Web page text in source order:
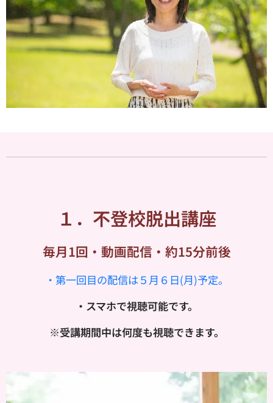
１．不登校脱出講座
毎月1回・動画配信・約15分前後
・第一回目の配信は５ 月６日(月)予定。
・スマホで視聴可能です。
※受講期間中は何度も視聴できます。